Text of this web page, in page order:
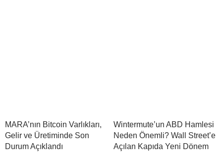
MARA’nın Bitcoin Varlıkları,
Gelir ve Üretiminde Son
Durum Açıklandı
Wintermute’un ABD Hamlesi
Neden Önemli? Wall Street’e
Açılan Kapıda Yeni Dönem